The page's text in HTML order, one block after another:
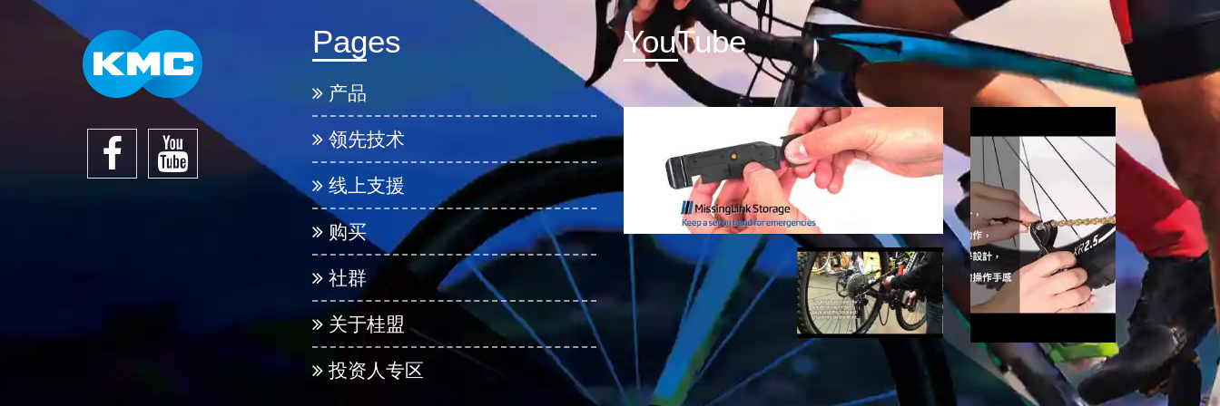
Pages
产品
领先技术
线上支援
购买
社群
关于桂盟
投资人专区
YouTube